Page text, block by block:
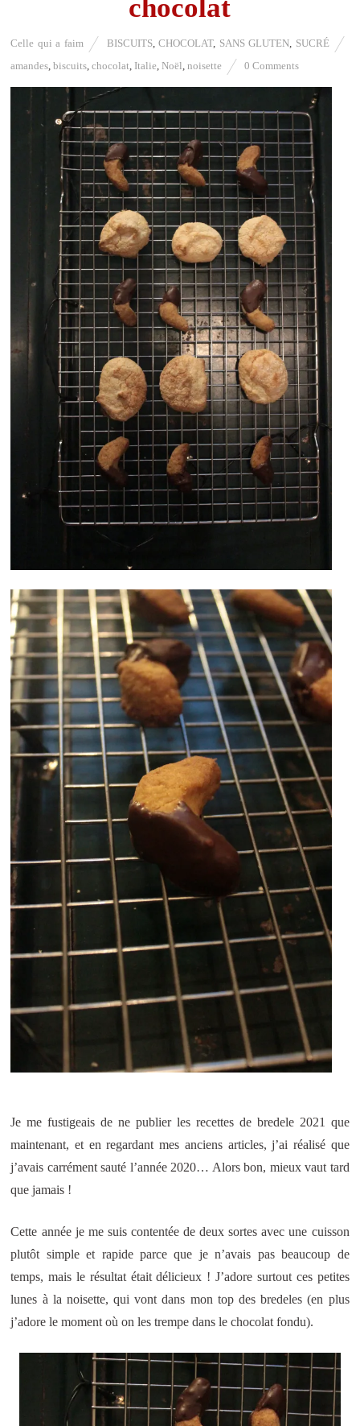
chocolat
Celle qui a faim BISCUITS,CHOCOLAT, SANS GLUTEN, SUCRÉ
amandes,biscuits,chocolat, Italie,Noël,noisette 0 Comments
Je me fustigeais de ne publier les recettes de bredele 2021 que
maintenant, et en regardant mes anciens articles, j’ai réalisé que
j’avais carrément sauté l’année 2020… Alors bon, mieux vaut tard
que jamais !
Cette année je me suis contentée de deux sortes avec une cuisson
plutôt simple et rapide parce que je n’avais pas beaucoup de
temps, mais le résultat était délicieux ! J’adore surtout ces petites
lunes à la noisette, qui vont dans mon top des bredeles (en plus
j’adore le moment où on les trempe dans le chocolat fondu).